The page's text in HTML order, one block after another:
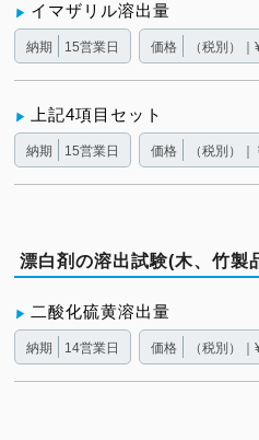
イマザリル溶出量
納期 15営業日 価格 （税別）
上記4項目セット
納期 15営業日 価格 （税別）
漂白剤の溶出試験(木、竹製
二酸化硫黄溶出量
納期 14営業日 価格 （税別）